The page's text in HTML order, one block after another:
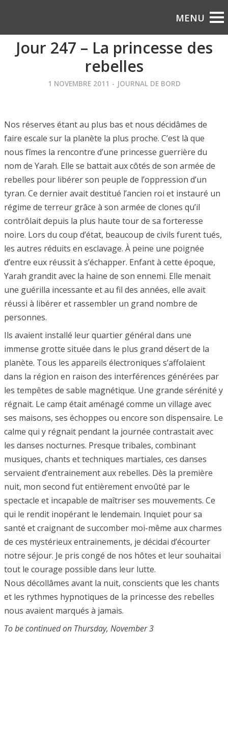
Jour 247 – La princesse des
rebelles
1 NOVEMBRE 2011 - JOURNAL DE BORD
Nos réserves étant au plus bas et nous décidâmes de
faire escale sur la planète la plus proche. C’est là que
nous fîmes la rencontre d’une princesse guerrière du
nom de Yarah. Elle se battait aux côtés de son armée de
rebelles pour libérer son peuple de l’oppression d’un
tyran. Ce dernier avait destitué l’ancien roi et instauré un
régime de terreur grâce à son armée de clones qu’il
contrôlait depuis la plus haute tour de sa forteresse
noire. Lors du coup d’état, beaucoup de civils furent tués,
les autres réduits en esclavage. À peine une poignée
d’entre eux réussit à s’échapper. Enfant à cette époque,
Yarah grandit avec la haine de son ennemi. Elle menait
une guérilla incessante et au fil des années, elle avait
réussi à libérer et rassembler un grand nombre de
personnes.
Ils avaient installé leur quartier général dans une
immense grotte située dans le plus grand désert de la
planète. Tous les appareils électroniques s’affolaient
dans la région en raison des interférences générées par
les tempêtes de sable magnétique. Une grande sérénité y
régnait. Le camp était aménagé comme un village avec
ses maisons, ses échoppes ou encore son dispensaire. Le
calme qui y régnait pendant la journée contrastait avec
les danses nocturnes. Presque tribales, combinant
musiques, chants et techniques martiales, ces danses
servaient d’entrainement aux rebelles. Dès la première
nuit, mon second fut entièrement envoûté par le
spectacle et incapable de maîtriser ses mouvements. Ce
qui le rendit inopérant le lendemain. Inquiet pour sa
santé et craignant de succomber moi-même aux charmes
de ces mystérieux entrainements, je décidai d’écourter
notre séjour. Je pris congé de nos hôtes et leur souhaitai
tout le courage possible dans leur lutte.
Nous décollâmes avant la nuit, conscients que les chants
et les rythmes hypnotiques de la princesse des rebelles
nous avaient marqués à jamais.
To be continued on Thursday, November 3